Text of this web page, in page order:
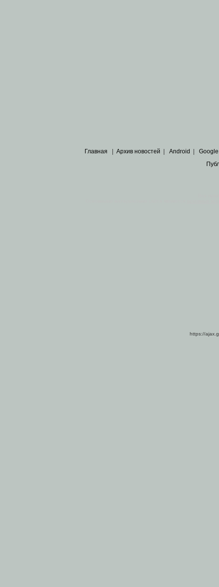
Главная Архив новостей Android Google
https://